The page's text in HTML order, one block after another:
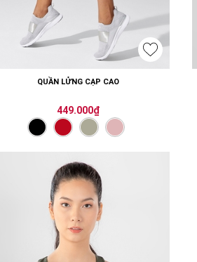
QUẦN LỬNG CẠP CAO
449.000₫